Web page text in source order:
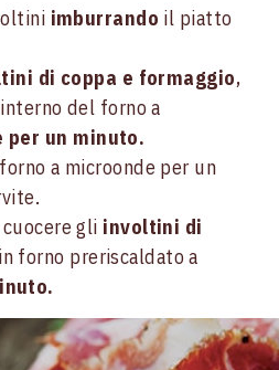
imburrando il piatto
di coppa e formaggio,
del forno a
per un minuto.
a microonde per un
gli involtini di
in forno preriscaldato a